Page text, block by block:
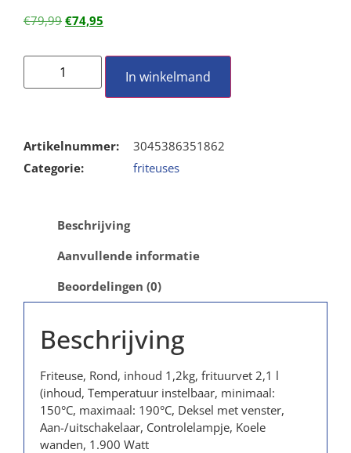
€79,99 €74,95
In winkelmand
Artikelnummer:
3045386351862
Categorie:
friteuses
Beschrijving
Aanvullende informatie
Beoordelingen (0)
Beschrijving
Friteuse, Rond, inhoud 1,2kg, frituurvet 2,1 l
(inhoud, Temperatuur instelbaar, minimaal:
150°C, maximaal: 190°C, Deksel met venster,
Aan-/uitschakelaar, Controlelampje, Koele
wanden, 1.900 Watt